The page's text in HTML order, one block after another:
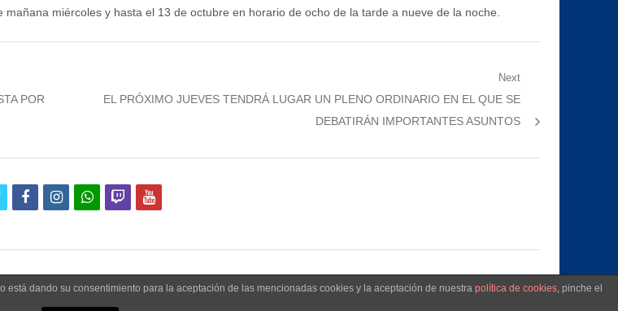
miércoles y hasta el 13 de octubre en horario de ocho de la tarde a nueve de la noche.
POR
Next
Next
EL PRÓXIMO JUEVES TENDRÁ LUGAR UN PLENO ORDINARIO EN EL QUE SE
DEBATIRÁN IMPORTANTES ASUNTOS
twitterfacebookinstagramwhatsapp
twitchyoutube
dando su consentimiento para la aceptación de las mencionadas cookies y la aceptación de nuestra política de cookies, pinche el